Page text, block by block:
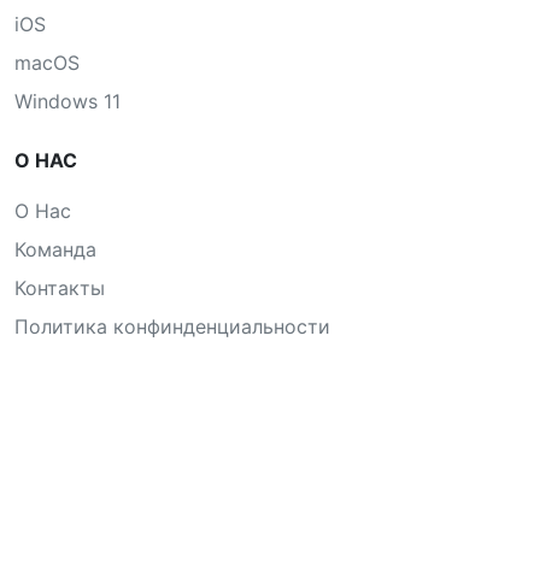
iOS
macOS
Windows 11
О НАС
О Нас
Команда
Контакты
Политика конфинденциальности